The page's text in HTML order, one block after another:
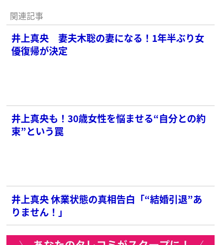
関連記事
井上真央 妻夫木聡の妻になる！1年半ぶり女
優復帰が決定
井上真央も！30歳女性を悩ませる“自分との約
束”という罠
井上真央 休業状態の真相告白「“結婚引退”あ
りません！」